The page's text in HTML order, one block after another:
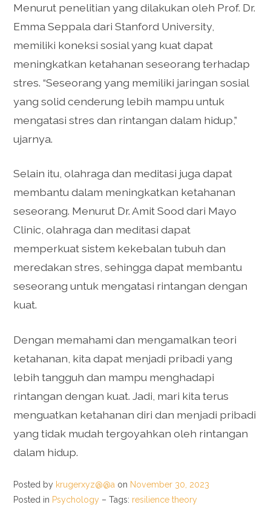
Menurut penelitian yang dilakukan oleh Prof. Dr.
Emma Seppala dari Stanford University,
memiliki koneksi sosial yang kuat dapat
meningkatkan ketahanan seseorang terhadap
stres. “Seseorang yang memiliki jaringan sosial
yang solid cenderung lebih mampu untuk
mengatasi stres dan rintangan dalam hidup,”
ujarnya.
Selain itu, olahraga dan meditasi juga dapat
membantu dalam meningkatkan ketahanan
seseorang. Menurut Dr. Amit Sood dari Mayo
Clinic, olahraga dan meditasi dapat
memperkuat sistem kekebalan tubuh dan
meredakan stres, sehingga dapat membantu
seseorang untuk mengatasi rintangan dengan
kuat.
Dengan memahami dan mengamalkan teori
ketahanan, kita dapat menjadi pribadi yang
lebih tangguh dan mampu menghadapi
rintangan dengan kuat. Jadi, mari kita terus
menguatkan ketahanan diri dan menjadi pribadi
yang tidak mudah tergoyahkan oleh rintangan
dalam hidup.
Posted by krugerxyz@@a on November 30, 2023
Posted in Psychology – Tags: resilience theory